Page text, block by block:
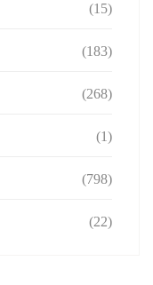
(15)
(183)
(268)
(1)
(798)
(22)